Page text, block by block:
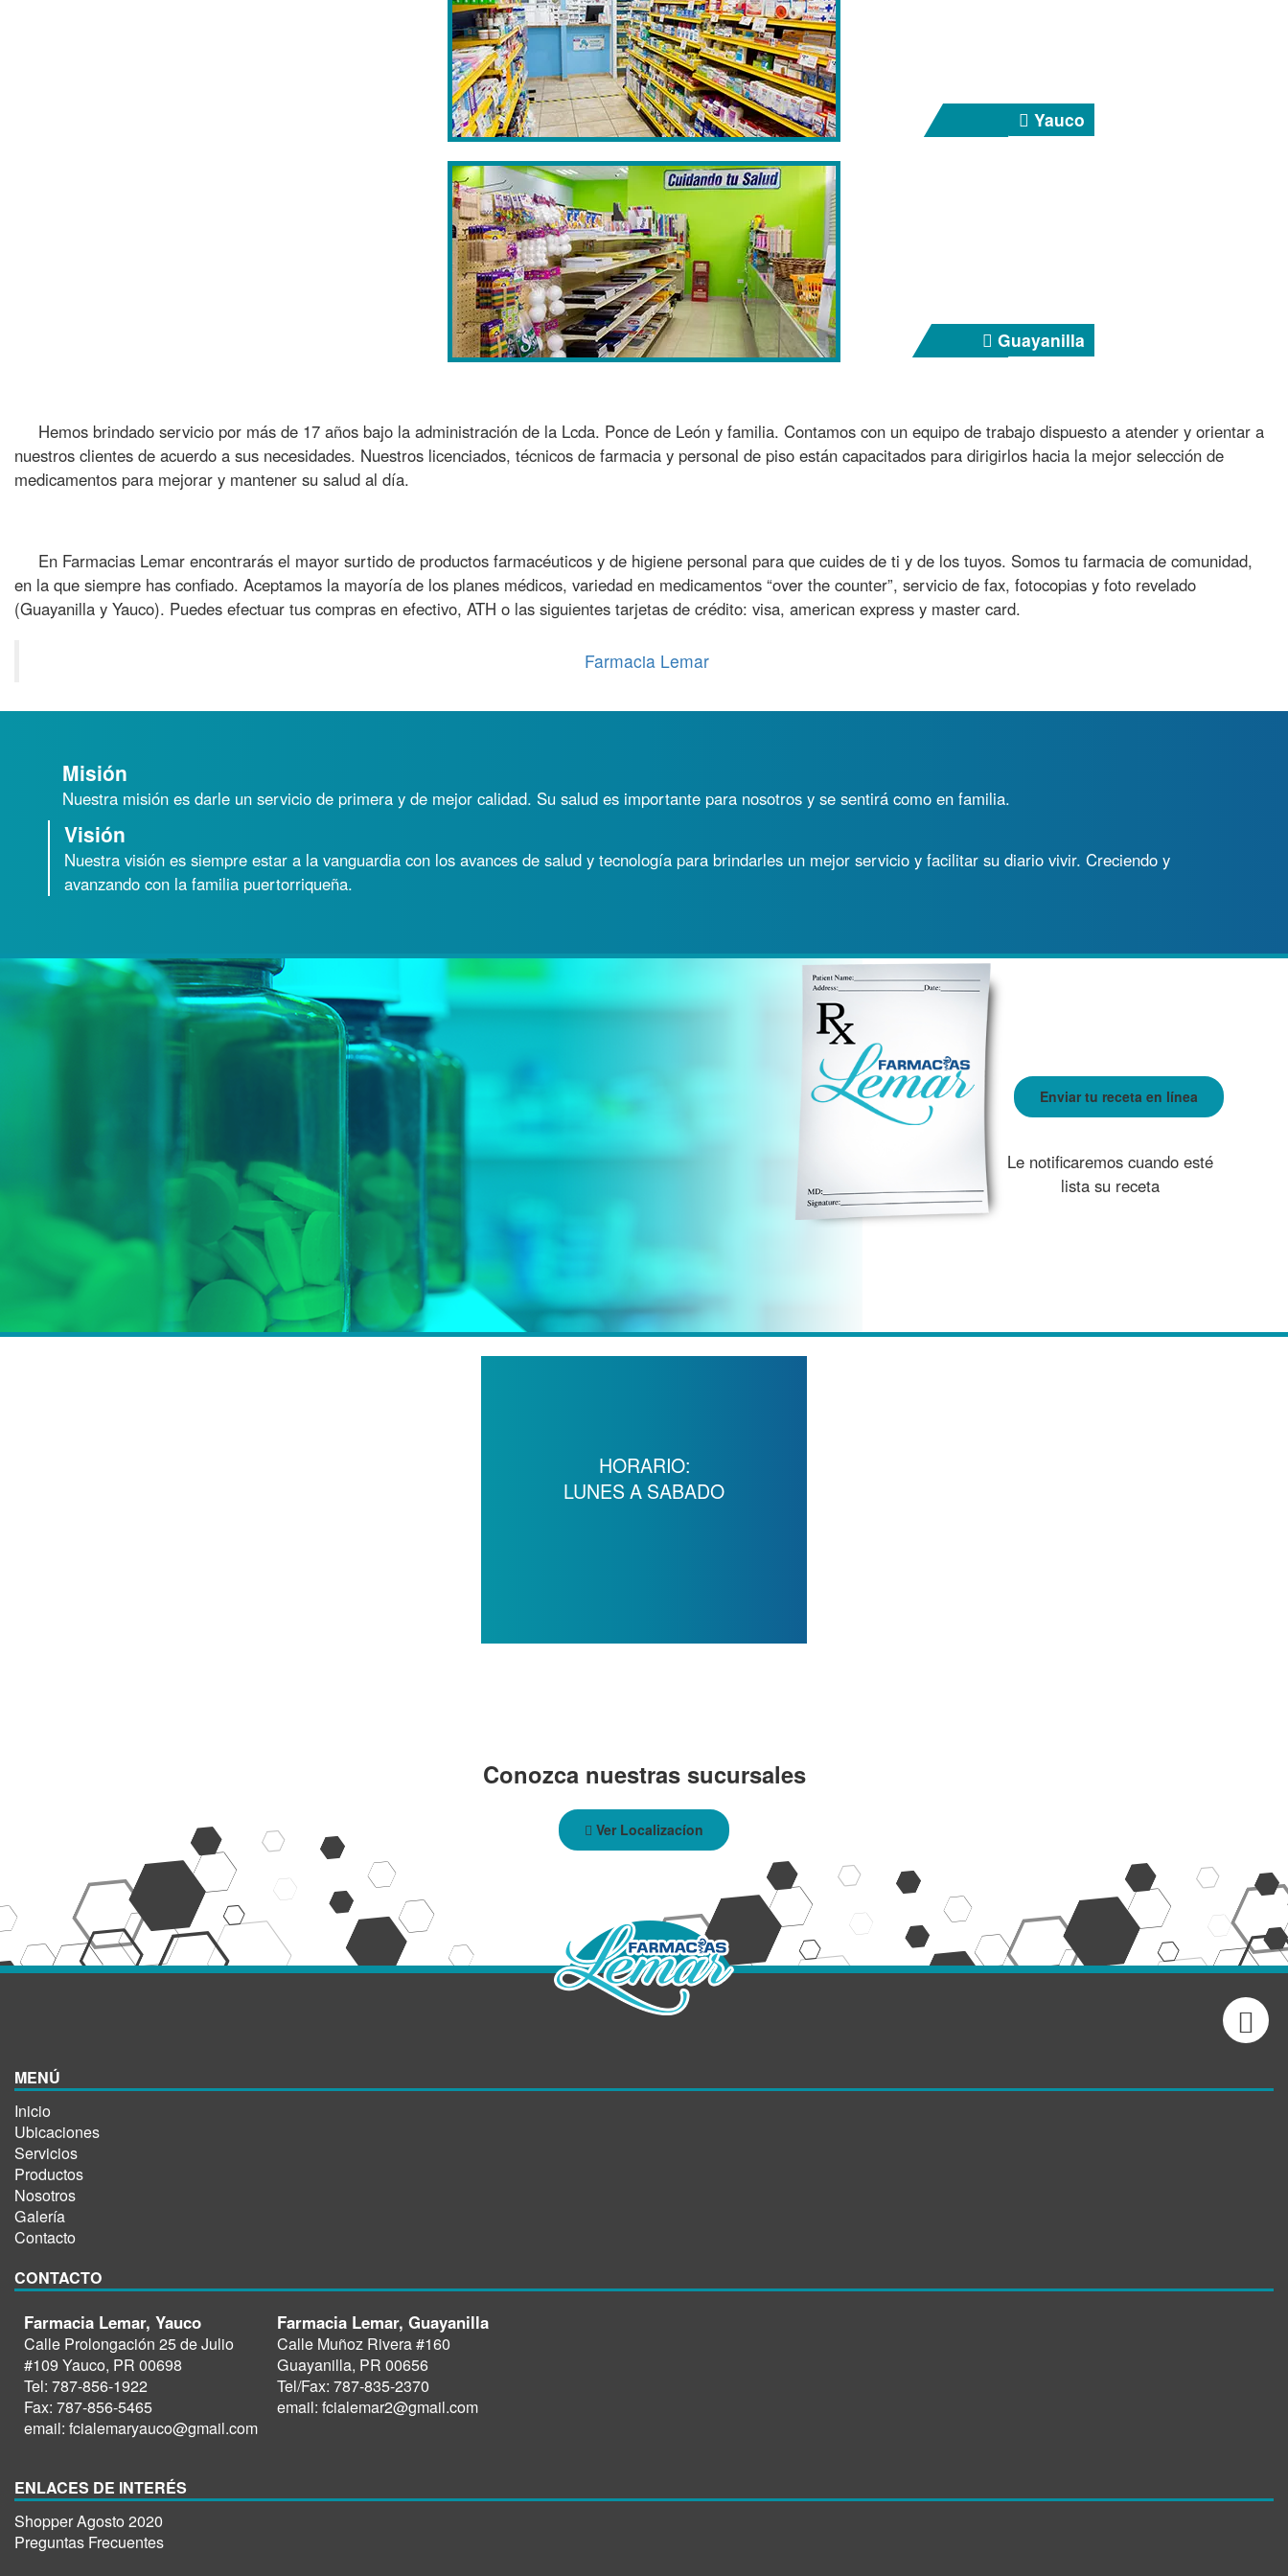
Yauco
Guayanilla
Hemos brindado servicio por más de 17 años bajo la administración de la Lcda. Ponce de León y familia. Contamos con un equipo de trabajo dispuesto a atender y orientar a
nuestros clientes de acuerdo a sus necesidades. Nuestros licenciados, técnicos de farmacia y personal de piso están capacitados para dirigirlos hacia la mejor selección de
medicamentos para mejorar y mantener su salud al día.
En Farmacias Lemar encontrarás el mayor surtido de productos farmacéuticos y de higiene personal para que cuides de ti y de los tuyos. Somos tu farmacia de comunidad,
en la que siempre has confiado. Aceptamos la mayoría de los planes médicos, variedad en medicamentos “over the counter”, servicio de fax, fotocopias y foto revelado
(Guayanilla y Yauco). Puedes efectuar tus compras en efectivo, ATH o las siguientes tarjetas de crédito: visa, american express y master card.
Farmacia Lemar
Misión
Nuestra misión es darle un servicio de primera y de mejor calidad. Su salud es importante para nosotros y se sentirá como en familia.
Visión
Nuestra visión es siempre estar a la vanguardia con los avances de salud y tecnología para brindarles un mejor servicio y facilitar su diario vivir. Creciendo y
avanzando con la familia puertorriqueña.
Enviar tu receta en línea
Le notificaremos cuando esté
lista su receta
HORARIO:
LUNES A SABADO
Conozca nuestras sucursales
Ver Localizacíon
MENÚ
Inicio
Ubicaciones
Servicios
Productos
Nosotros
Galería
Contacto
CONTACTO
Farmacia Lemar, Yauco
Calle Prolongación 25 de Julio
#109 Yauco, PR 00698
Tel: 787-856-1922
Fax: 787-856-5465
email: fcialemaryauco@gmail.com
Farmacia Lemar, Guayanilla
Calle Muñoz Rivera #160
Guayanilla, PR 00656
Tel/Fax: 787-835-2370
email: fcialemar2@gmail.com
ENLACES DE INTERÉS
Shopper Agosto 2020
Preguntas Frecuentes